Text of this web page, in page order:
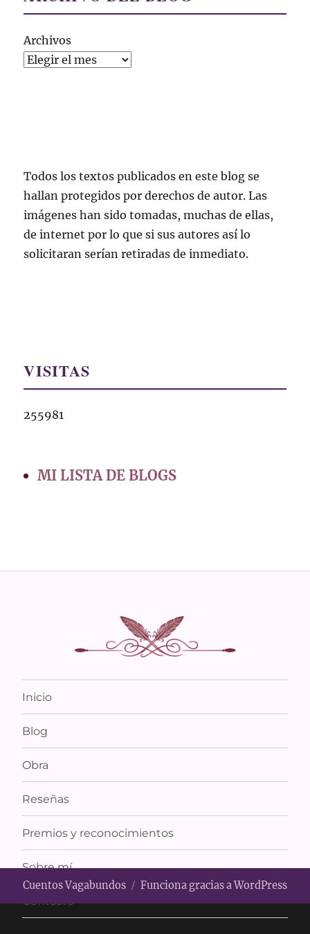
Archivos
Todos los textos publicados en este blog se
hallan protegidos por derechos de autor. Las
imágenes han sido tomadas, muchas de ellas,
de internet por lo que si sus autores así lo
solicitaran serían retiradas de inmediato.
VISITAS
255981
MI LISTA DE BLOGS
Inicio
Blog
Obra
Reseñas
Premios y reconocimientos
Sobre mí
Contacto
Cuentos Vagabundos Funciona gracias a WordPress